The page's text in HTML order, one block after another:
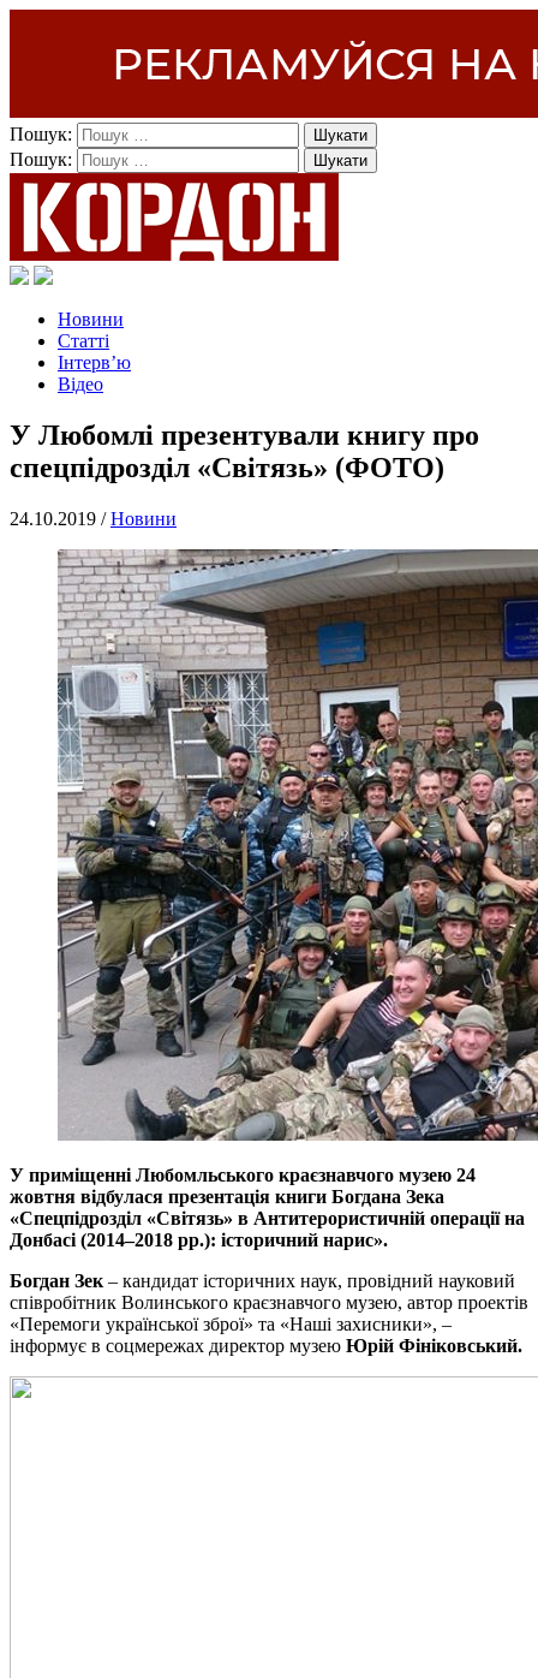
Пошук:
Пошук:
Новини
Статті
Інтерв’ю
Відео
У Любомлі презентували книгу про
спецпідрозділ «Світязь» (ФОТО)
24.10.2019 /Новини
У приміщенні Любомльського краєзнавчого музею 24
жовтня відбулася презентація книги Богдана Зека
«Спецпідрозділ «Світязь» в Антитерористичній операції на
Донбасі (2014–2018 рр.): історичний нарис».
Богдан Зек – кандидат історичних наук, провідний науковий
співробітник Волинського краєзнавчого музею, автор проектів
«Перемоги української зброї» та «Наші захисники», –
інформує в соцмережах директор музею Юрій Фініковський.